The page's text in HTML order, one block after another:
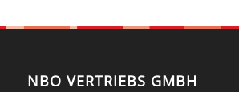
NBO VERTRIEBS GMBH